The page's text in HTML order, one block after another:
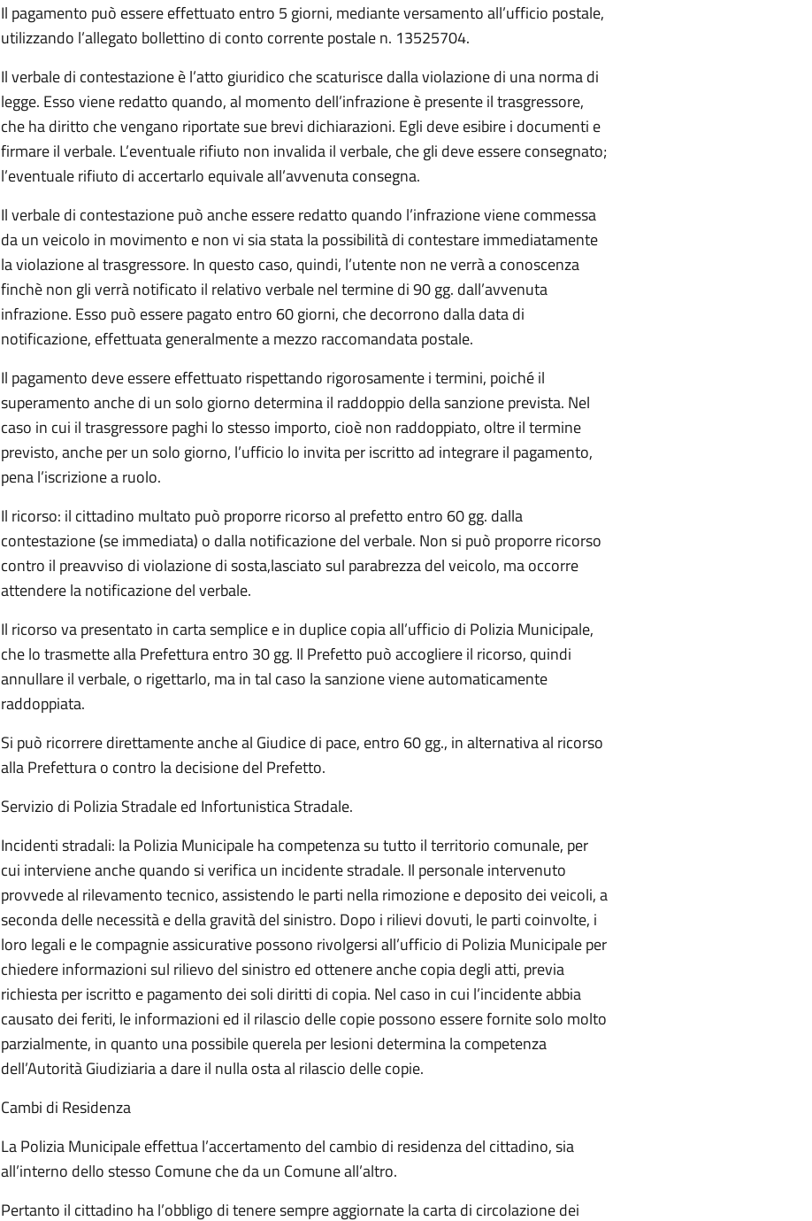
Il pagamento può essere effettuato entro 5 giorni, mediante versamento all’ufficio postale,
utilizzando l’allegato bollettino di conto corrente postale n. 13525704.
Il verbale di contestazione è l’atto giuridico che scaturisce dalla violazione di una norma di
legge. Esso viene redatto quando, al momento dell’infrazione è presente il trasgressore,
che ha diritto che vengano riportate sue brevi dichiarazioni. Egli deve esibire i documenti e
firmare il verbale. L’eventuale rifiuto non invalida il verbale, che gli deve essere consegnato;
l’eventuale rifiuto di accertarlo equivale all’avvenuta consegna.
Il verbale di contestazione può anche essere redatto quando l’infrazione viene commessa
da un veicolo in movimento e non vi sia stata la possibilità di contestare immediatamente
la violazione al trasgressore. In questo caso, quindi, l’utente non ne verrà a conoscenza
finchè non gli verrà notificato il relativo verbale nel termine di 90 gg. dall’avvenuta
infrazione. Esso può essere pagato entro 60 giorni, che decorrono dalla data di
notificazione, effettuata generalmente a mezzo raccomandata postale.
Il pagamento deve essere effettuato rispettando rigorosamente i termini, poiché il
superamento anche di un solo giorno determina il raddoppio della sanzione prevista. Nel
caso in cui il trasgressore paghi lo stesso importo, cioè non raddoppiato, oltre il termine
previsto, anche per un solo giorno, l’ufficio lo invita per iscritto ad integrare il pagamento,
pena l’iscrizione a ruolo.
Il ricorso: il cittadino multato può proporre ricorso al prefetto entro 60 gg. dalla
contestazione (se immediata) o dalla notificazione del verbale. Non si può proporre ricorso
contro il preavviso di violazione di sosta,lasciato sul parabrezza del veicolo, ma occorre
attendere la notificazione del verbale.
Il ricorso va presentato in carta semplice e in duplice copia all’ufficio di Polizia Municipale,
che lo trasmette alla Prefettura entro 30 gg. Il Prefetto può accogliere il ricorso, quindi
annullare il verbale, o rigettarlo, ma in tal caso la sanzione viene automaticamente
raddoppiata.
Si può ricorrere direttamente anche al Giudice di pace, entro 60 gg., in alternativa al ricorso
alla Prefettura o contro la decisione del Prefetto.
Servizio di Polizia Stradale ed Infortunistica Stradale.
Incidenti stradali: la Polizia Municipale ha competenza su tutto il territorio comunale, per
cui interviene anche quando si verifica un incidente stradale. Il personale intervenuto
provvede al rilevamento tecnico, assistendo le parti nella rimozione e deposito dei veicoli, a
seconda delle necessità e della gravità del sinistro. Dopo i rilievi dovuti, le parti coinvolte, i
loro legali e le compagnie assicurative possono rivolgersi all’ufficio di Polizia Municipale per
chiedere informazioni sul rilievo del sinistro ed ottenere anche copia degli atti, previa
richiesta per iscritto e pagamento dei soli diritti di copia. Nel caso in cui l’incidente abbia
causato dei feriti, le informazioni ed il rilascio delle copie possono essere fornite solo molto
parzialmente, in quanto una possibile querela per lesioni determina la competenza
dell’Autorità Giudiziaria a dare il nulla osta al rilascio delle copie.
Cambi di Residenza
La Polizia Municipale effettua l’accertamento del cambio di residenza del cittadino, sia
all’interno dello stesso Comune che da un Comune all’altro.
Pertanto il cittadino ha l’obbligo di tenere sempre aggiornate la carta di circolazione dei